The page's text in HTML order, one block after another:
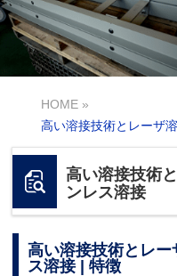
HOME »
高い溶接技術とレーザ
高い溶接技術
ンレス溶接
高い溶接技術とレ
ス溶接 | 特徴